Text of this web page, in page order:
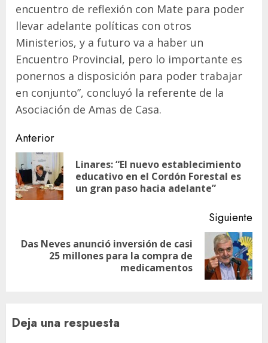
encuentro de reflexión con Mate para poder
llevar adelante políticas con otros
Ministerios, y a futuro va a haber un
Encuentro Provincial, pero lo importante es
ponernos a disposición para poder trabajar
en conjunto”, concluyó la referente de la
Asociación de Amas de Casa.
Navegación
de
entradas
Anterior
Linares: “El nuevo establecimiento
educativo en el Cordón Forestal es
un gran paso hacia adelante”
Siguiente
Siguiente
Das Neves anunció inversión de casi
25 millones para la compra de
medicamentos
Deja una respuesta